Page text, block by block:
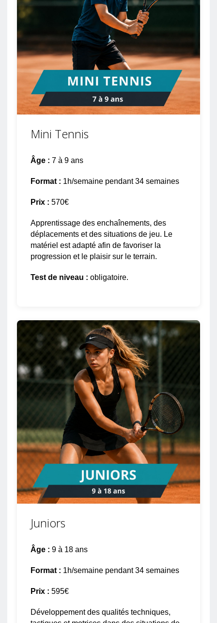
Mini Tennis
Âge : 7 à 9 ans
Format : 1h/semaine pendant 34 semaines
Prix : 570€
Apprentissage des enchaînements, des
déplacements et des situations de jeu. Le
matériel est adapté afin de favoriser la
progression et le plaisir sur le terrain.
Test de niveau : obligatoire.
Juniors
Âge : 9 à 18 ans
Format : 1h/semaine pendant 34 semaines
Prix : 595€
Développement des qualités techniques,